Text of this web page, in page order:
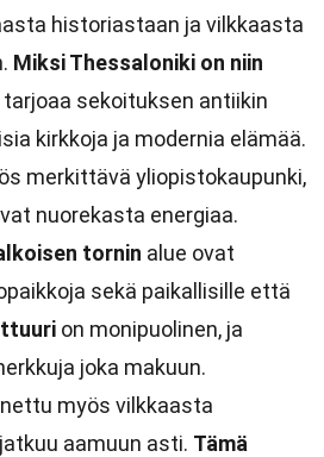
historiastaan ja vilkkaasta
Miksi Thessaloniki on niin
tarjoaa sekoituksen antiikin
kirkkoja ja modernia elämää.
merkittävä yliopistokaupunki,
nuorekasta energiaa.
tornin alue ovat
sekä paikallisille että
on monipuolinen, ja
joka makuun.
myös vilkkaasta
aamuun asti. Tämä